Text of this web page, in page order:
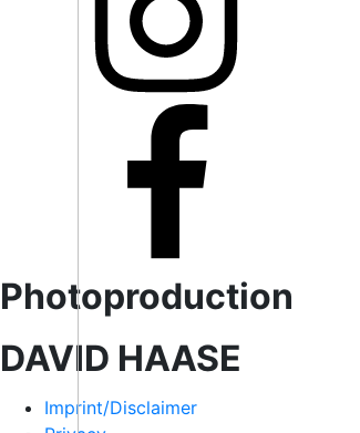
Photoproduction
DAVID HAASE
Imprint/Disclaimer